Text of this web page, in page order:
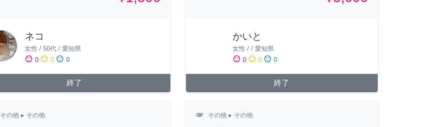
ネコ
女性 / 50代 / 愛知県
sentiment_satisfied 0 sentiment_neutral 0 sentiment_dissatisfied 0
終了
かいと
女性 / / 愛知県
sentiment_satisfied 0 sentiment_neutral 0 sentiment_dissatisfied 0
終了
その他 ▸ その他 attachment その他▸ その他